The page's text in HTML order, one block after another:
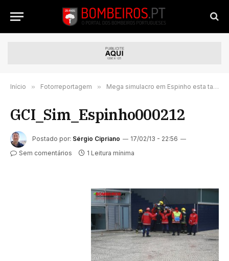
Início » Fotorreportagem » Mega simulacro em Espinho esta tarde (276 imagens)
GCI_Sim_Espinho000212
Postado por: Sérgio Cipriano
17/02/13 - 22:56
Sem comentários
1 Leitura mínima